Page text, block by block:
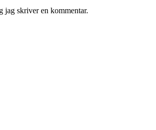
jag skriver en kommentar.